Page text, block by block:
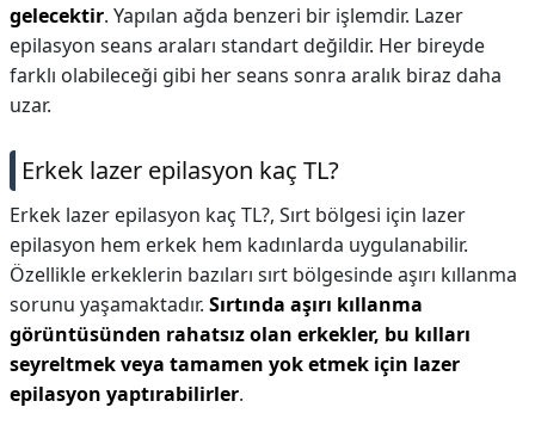
gelecektir. Yapılan ağda benzeri bir işlemdir. Lazer
epilasyon seans araları standart değildir. Her bireyde
farklı olabileceği gibi her seans sonra aralık biraz daha
uzar.
Erkek lazer epilasyon kaç TL?
Erkek lazer epilasyon kaç TL?, Sırt bölgesi için lazer
epilasyon hem erkek hem kadınlarda uygulanabilir.
Özellikle erkeklerin bazıları sırt bölgesinde aşırı kıllanma
sorunu yaşamaktadır. Sırtında aşırı kıllanma
görüntüsünden rahatsız olan erkekler, bu kılları
seyreltmek veya tamamen yok etmek için lazer
epilasyon yaptırabilirler.